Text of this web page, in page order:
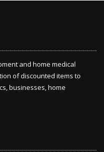
and home medical
of discounted items to
businesses, home